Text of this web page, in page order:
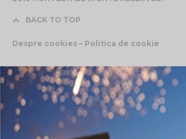
BACK TO TOP
Despre cookies – Politica de cookie